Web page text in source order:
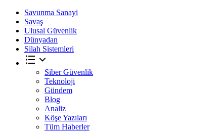
Savunma Sanayi
Savaş
Ulusal Güvenlik
Dünyadan
Silah Sistemleri
Siber Güvenlik
Teknoloji
Gündem
Blog
Analiz
Köşe Yazıları
Tüm Haberler